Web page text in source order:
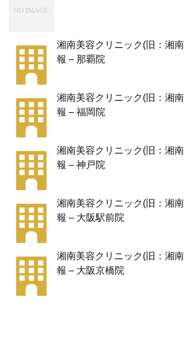
湘南美容クリニック(旧：湘
報 – 那覇院
湘南美容クリニック(旧：湘
報 – 福岡院
湘南美容クリニック(旧：湘
報 – 神戸院
湘南美容クリニック(旧：湘
報 – 大阪駅前院
湘南美容クリニック(旧：湘
報 – 大阪京橋院